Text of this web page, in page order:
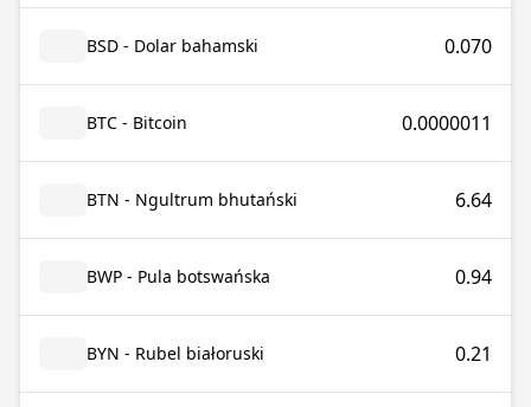
BSD - Dolar bahamski 0.070
BTC - Bitcoin 0.0000011
BTN - Ngultrum bhutański 6.64
BWP - Pula botswańska 0.94
BYN - Rubel białoruski 0.21